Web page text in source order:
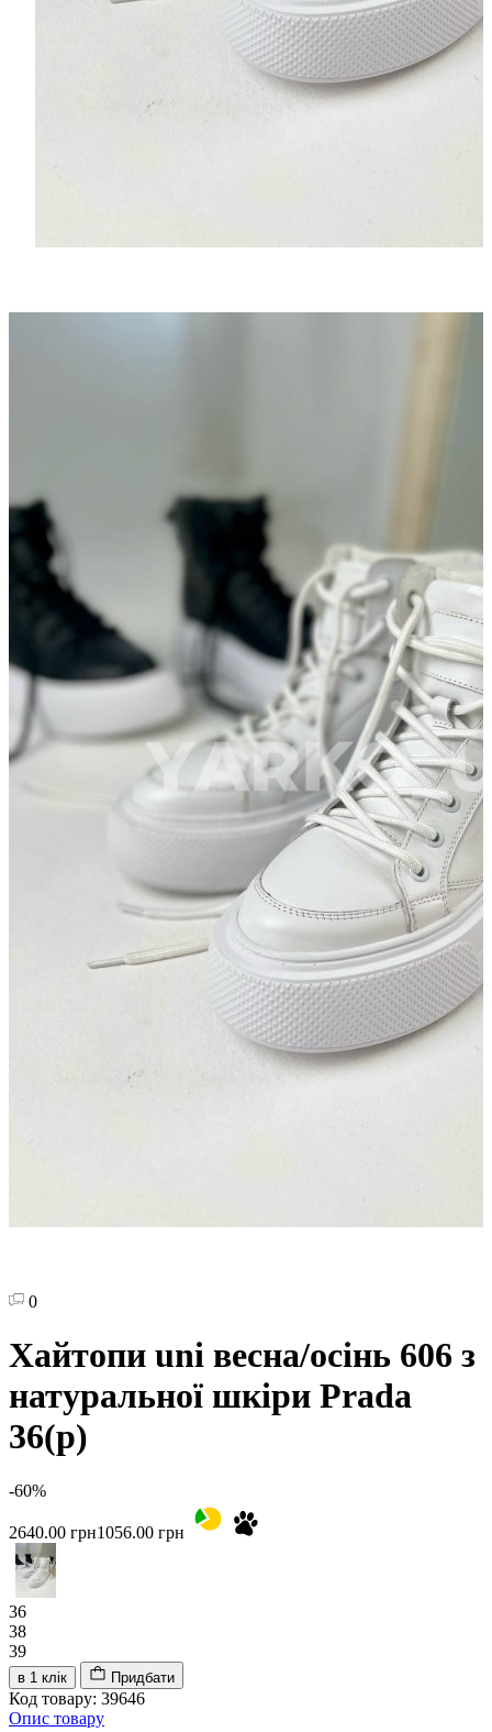
0
Хайтопи uni весна/осінь 606 з
натуральної шкіри Prada
36(р)
-60%
2640.00 грн1056.00 грн
36
38
39
в 1 клік Придбати
Код товару: 39646
Опис товару